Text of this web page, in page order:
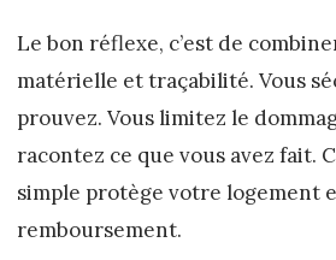
Le bon réflexe, c’est de
matérielle et traçabilité. Vous
prouvez. Vous limitez le
racontez ce que vous avez fait.
simple protège votre logement
remboursement.